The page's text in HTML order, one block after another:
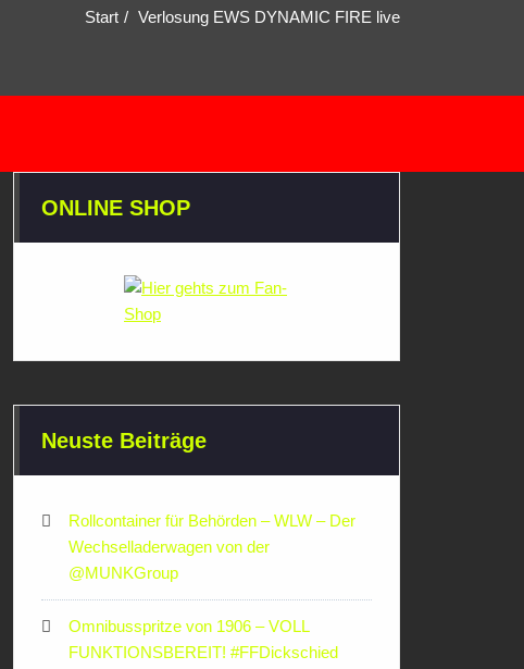
Start Verlosung EWS DYNAMIC FIRE live
ONLINE SHOP
Neuste Beiträge
Rollcontainer für Behörden – WLW – Der
Wechselladerwagen von der
‪@MUNKGroup‬
Omnibusspritze von 1906 – VOLL
FUNKTIONSBEREIT! #FFDickschied